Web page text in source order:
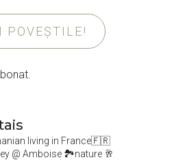
living in France🇫🇷
@ Amboise 🏞️nature 🥂